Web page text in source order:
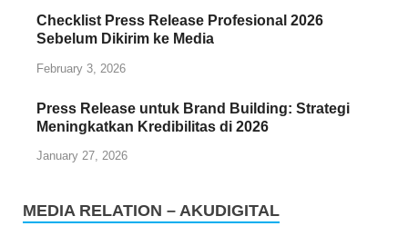
Checklist Press Release Profesional 2026
Sebelum Dikirim ke Media
February 3, 2026
Press Release untuk Brand Building: Strategi
Meningkatkan Kredibilitas di 2026
January 27, 2026
MEDIA RELATION – AKUDIGITAL